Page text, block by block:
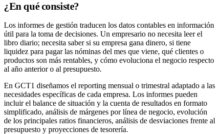
¿En qué consiste?
Los informes de gestión traducen los datos contables en información
útil para la toma de decisiones. Un empresario no necesita leer el
libro diario; necesita saber si su empresa gana dinero, si tiene
liquidez para pagar las nóminas del mes que viene, qué clientes o
productos son más rentables, y cómo evoluciona el negocio respecto
al año anterior o al presupuesto.
En GCT1 diseñamos el reporting mensual o trimestral adaptado a las
necesidades específicas de cada empresa. Los informes pueden
incluir el balance de situación y la cuenta de resultados en formato
simplificado, análisis de márgenes por línea de negocio, evolución
de los principales ratios financieros, análisis de desviaciones frente al
presupuesto y proyecciones de tesorería.